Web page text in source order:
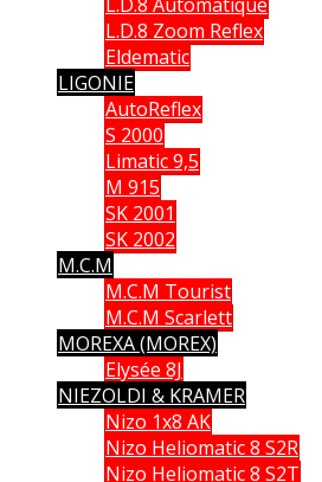
L.D.8 Zoom Reflex
Eldematic
LIGONIE
AutoReflex
S 2000
Limatic 9,5
M 915
SK 2001
SK 2002
M.C.M
M.C.M Tourist
M.C.M Scarlett
MOREXA (MOREX)
Elysée 8J
NIEZOLDI & KRAMER
Nizo 1x8 AK
Nizo Heliomatic 8 S2R
Nizo Heliomatic 8 S2T